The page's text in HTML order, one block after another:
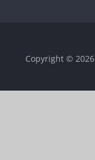
Copyright © 2026